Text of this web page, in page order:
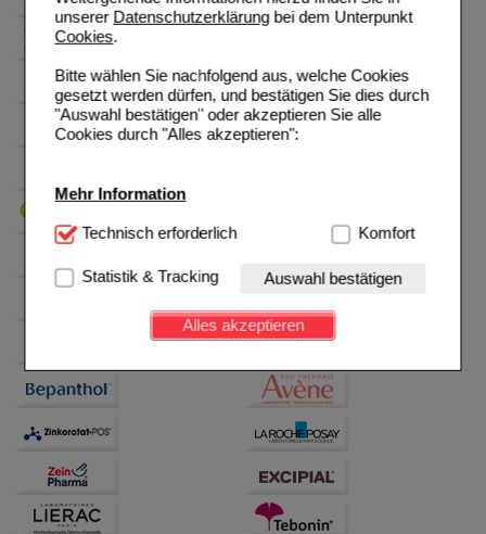
unserer Datenschutzerklärungbei dem Unterpunkt
Cookies.
Bitte wählen Sie nachfolgend aus, welche Cookies
gesetzt werden dürfen, und bestätigen Sie dies durch
"Auswahl bestätigen" oder akzeptieren Sie alle
Cookies durch "Alles akzeptieren":
Mehr Information
Technisch Notwendig:Hierbei handelt es sich um
Website notwendig sind (z.B. Navigation, Warenkorb,
Kundenkonto), weshalb auf diese nicht verzichtet
werden kann.
Einkaufserlebnis noch ansprechender zu gestalten,
beispielsweise für die Wiedererkennung des
Besuchers oder unsere Seite an bevorzugte
Verhaltensweisen (z.B. Spracheinstellung)
anzupassen. Komfort-Cookies ermöglichen es uns
auch auf Ihre Bedürfnisse zugeschrittene Inhalte
anzuzeigen und unser Partnerprogramm zu
betreiben.
Technisch erforderlich Komfort
Statistik & Tracking Auswahl bestätigen
Alles akzeptieren